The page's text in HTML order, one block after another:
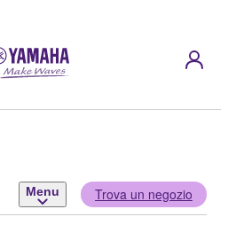
Menu Trova un negozio